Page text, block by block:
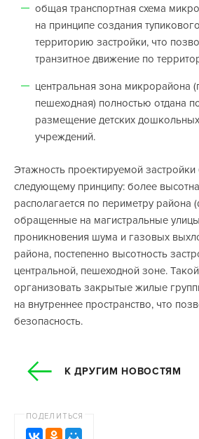
общая транспортная схема
на принципе создания
территорию застройки, что
транзитное движение по
центральная зона микрорайона
пешеходная) полностью отдана
размещение детских
учреждений.
Этажность проектируемой
следующему принципу: более
располагается по периметру района
обращенные на магистральные
проникновения шума и газовых
района, постепенно высотность
центральной, пешеходной зоне.
организовать закрытые жилые
на внутреннее пространство, что
безопасность.
К ДРУГИМ НОВОСТЯМ
ПОДЕЛИТЬСЯ